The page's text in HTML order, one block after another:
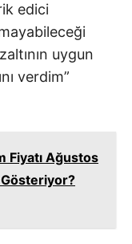
edici
uygun
verdim”
Fiyatı Ağustos
Gösteriyor?